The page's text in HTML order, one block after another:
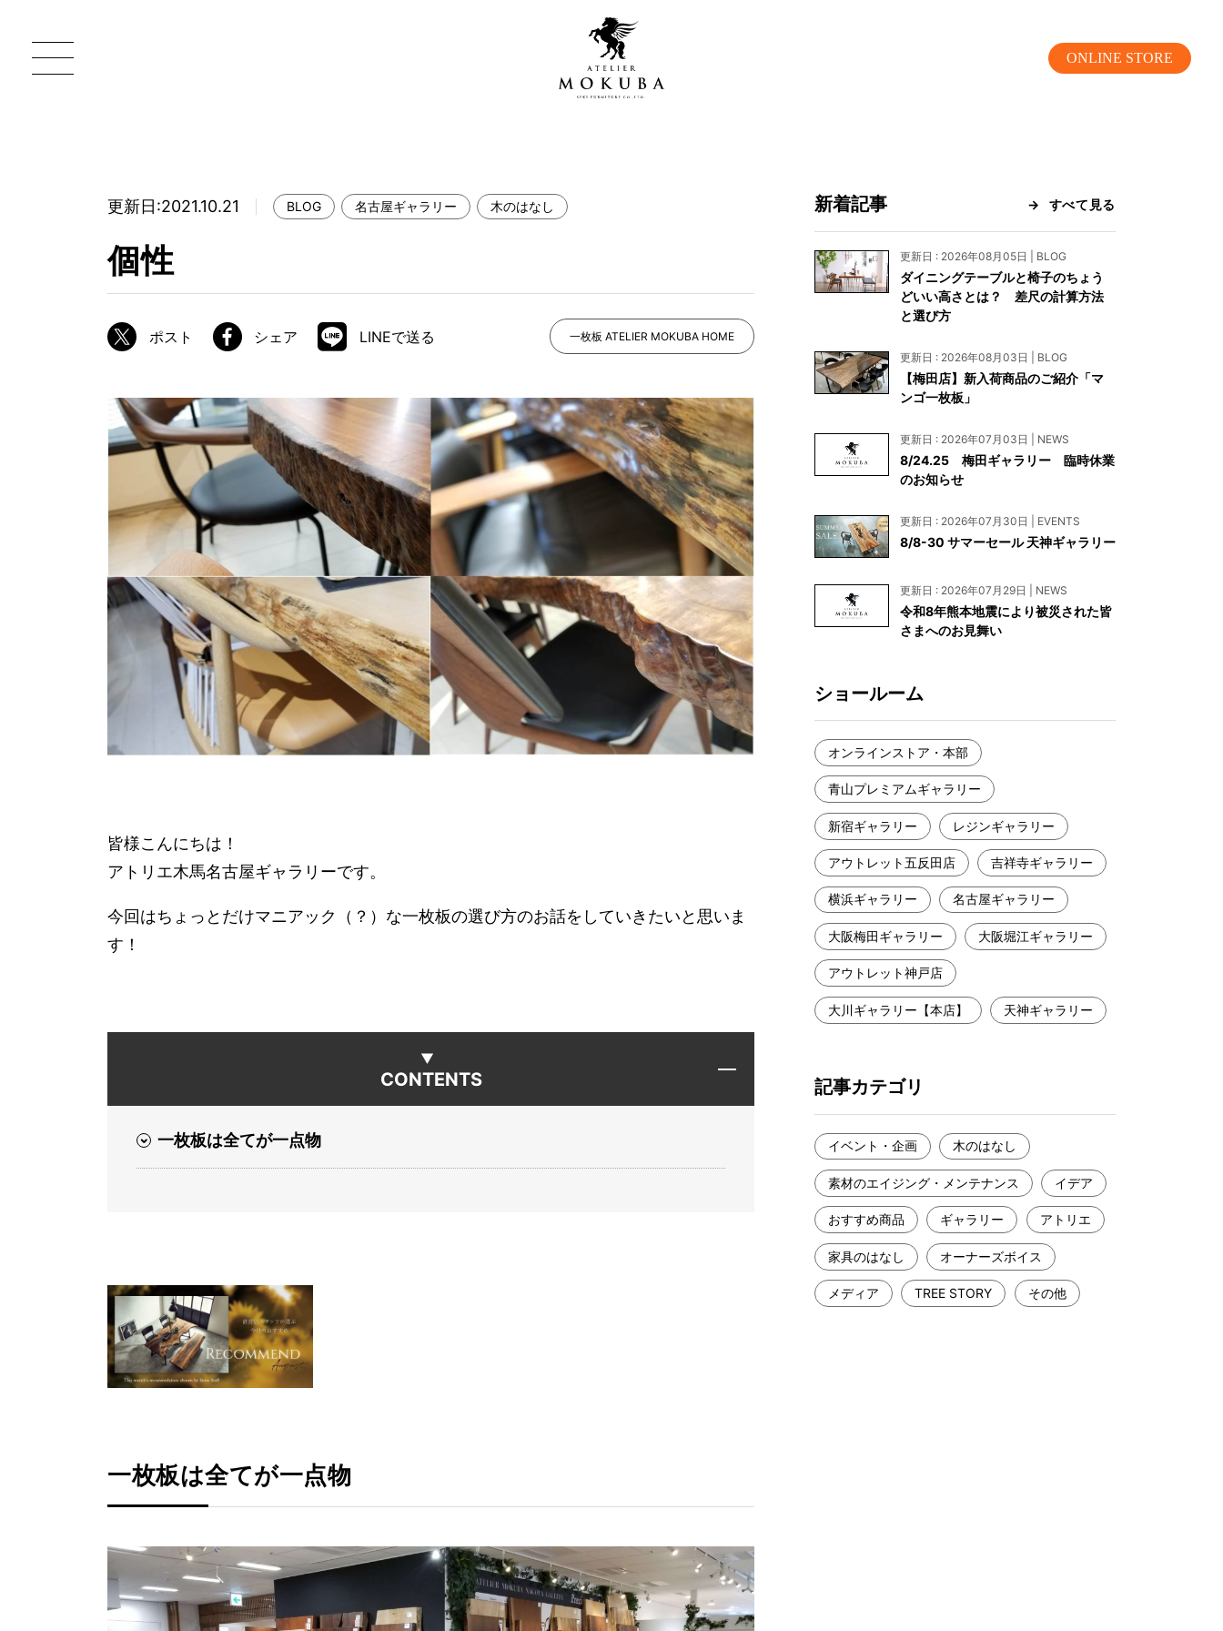
ONLINE STORE
MOKUBA について
製造工程
商品情報
ATELIER MOKUBAの一枚板テーブル
ATELIER MOKUBAの一枚板×異素材
特別なダイニングチェア
一枚板用のテーブル脚
樹種紹介
コーディネート集
メンテナンス方法
吉祥寺ギャラリー
名古屋ギャラリー
大阪梅田ギャラリー
アウトレット神戸店
大川ギャラリー【本店】
天神ギャラリー
公式オンラインストア
WEBカタログ
納品事例
納品事例（住宅・インテリア）
納品事例（店舗・オフィス）
お客様の声
コーディネート集
INFORMATION
NEWS
EVENT
BLOG
メディア美術協力実績
よくあるご質問
お問い合わせ
資料請求
工務店様・設計会社様向けお問い合わせ
一枚板買い取りに関して
更新日:2021.10.21 BLOG 名古屋ギャラリー 木のはなし
個性
ポスト シェア LINEで送る 一枚板 ATELIER MOKUBA HOME
皆様こんにちは！
アトリエ木馬名古屋ギャラリーです。
今回はちょっとだけマニアック（？）な一枚板の選び方のお話をしていきたいと思いま
す！
CONTENTS
一枚板は全てが一点物
一枚板は全てが一点物
新着記事 すべて見る
更新日 : 2026年08月05日 | BLOG
ダイニングテーブルと椅子のちょう
どいい高さとは？ 差尺の計算方法
と選び方
更新日 : 2026年08月03日 | BLOG
【梅田店】新入荷商品のご紹介「マ
ンゴ一枚板」
更新日 : 2026年07月03日 | NEWS
8/24.25 梅田ギャラリー 臨時休業
のお知らせ
更新日 : 2026年07月30日 | EVENTS
8/8-30 サマーセール 天神ギャラリー
更新日 : 2026年07月29日 | NEWS
令和8年熊本地震により被災された皆
さまへのお見舞い
ショールーム
オンラインストア・本部
青山プレミアムギャラリー
新宿ギャラリー レジンギャラリー
アウトレット五反田店 吉祥寺ギャラリー
横浜ギャラリー 名古屋ギャラリー
大阪梅田ギャラリー 大阪堀江ギャラリー
アウトレット神戸店
大川ギャラリー【本店】 天神ギャラリー
記事カテゴリ
イベント・企画 木のはなし
素材のエイジング・メンテナンス イデア
おすすめ商品 ギャラリー アトリエ
家具のはなし オーナーズボイス
メディア TREE STORY その他